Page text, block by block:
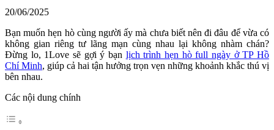
20/06/2025
Bạn muốn hẹn hò cùng người ấy mà chưa biết nên đi đâu để vừa có
không gian riêng tư lãng mạn cùng nhau lại không nhàm chán?
Đừng lo, 1Love sẽ gợi ý bạn lịch trình hẹn hò full ngày ở TP Hồ
Chí Minh, giúp cả hai tận hưởng trọn vẹn những khoảnh khắc thú vị
bên nhau.
Các nội dung chính